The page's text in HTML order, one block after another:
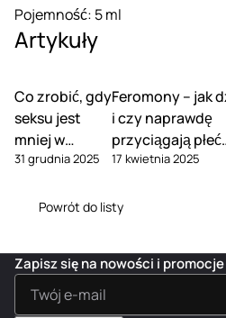
Pojemność: 5 ml
Artykuły
Co zrobić, gdy
seksu jest
mniej w
związku
31 grudnia 2025
Feromony – jak
i czy naprawdę
przyciągają płeć
przeciwną?
17 kwietnia 2025
Powrót do listy
Zapisz się na nowości i promocje